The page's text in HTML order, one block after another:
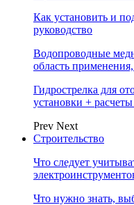
Как установить и
руководство
Водопроводные
область
Гидрострелка для
установки +
Prev Next
Строительство
Что следует
Что нужно знать,